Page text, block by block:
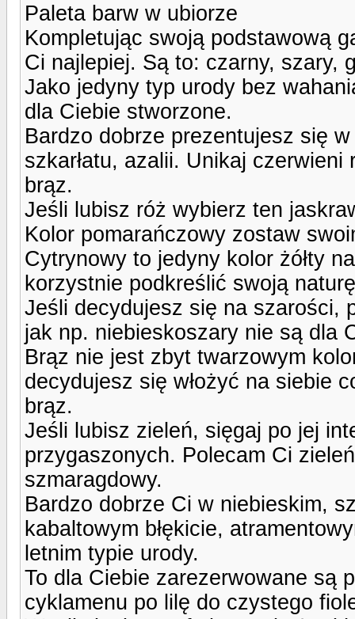
Paleta barw w ubiorze
Kompletując swoją podstawową
Ci najlepiej. Są to: czarny, szary,
Jako jedyny typ urody bez
dla Ciebie stworzone.
Bardzo dobrze prezentujesz się
szkarłatu, azalii. Unikaj
brąz.
Jeśli lubisz róż wybierz ten
Kolor pomarańczowy zostaw
Cytrynowy to jedyny kolor żółty
korzystnie podkreślić swoją
Jeśli decydujesz się na szarości,
jak np. niebieskoszary nie są dla
Brąz nie jest zbyt twarzowym
decydujesz się włożyć na siebie
brąz.
Jeśli lubisz zieleń, sięgaj po jej
przygaszonych. Polecam Ci
szmaragdowy.
Bardzo dobrze Ci w niebieskim,
kabaltowym błękicie,
letnim typie urody.
To dla Ciebie zarezerwowane są
cyklamenu po lilę do czystego